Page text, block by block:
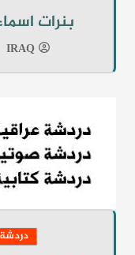
بنرات
IRAQ